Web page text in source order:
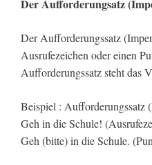
Der Aufforderungsatz
Der Aufforderungssatz
Ausrufezeichen oder einen
Aufforderungssatz steht das
Beispiel : Aufforderungssatz
Geh in die Schule!
Geh (bitte) in die Schule.